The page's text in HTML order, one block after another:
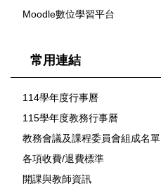
Moodle數位學習平台
常用連結
114學年度行事曆
115學年度教務行事曆
教務會議及課程委員會組成名單
各項收費/退費標準
開課與教師資訊